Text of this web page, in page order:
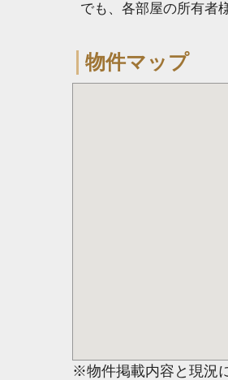
でも、各部屋の所有者
物件マップ
※物件掲載内容と現況